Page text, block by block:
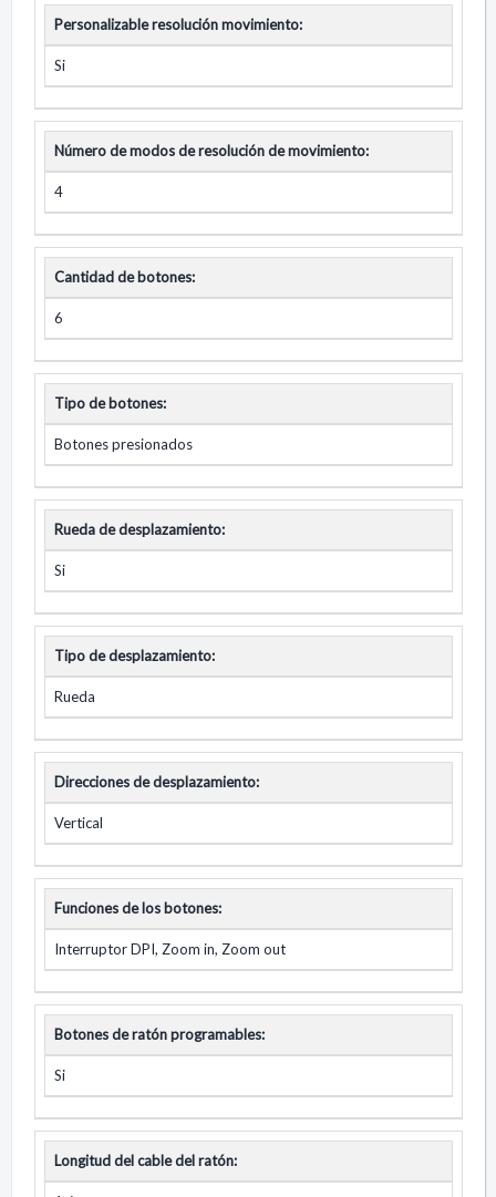
Personalizable resolución movimiento:
Si
Número de modos de resolución de movimiento:
4
Cantidad de botones:
6
Tipo de botones:
Botones presionados
Rueda de desplazamiento:
Si
Tipo de desplazamiento:
Rueda
Direcciones de desplazamiento:
Vertical
Funciones de los botones:
Interruptor DPI, Zoom in, Zoom out
Botones de ratón programables:
Si
Longitud del cable del ratón: